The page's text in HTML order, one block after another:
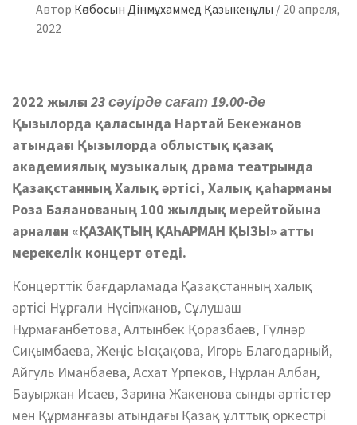
Автор Көпбосын Дінмұхаммед Қазыкенұлы / 20 апреля,
2022
2022 жылғы 23 сәуірде сағат 19.00-де
Қызылорда қаласында Нартай Бекежанов
атындағы Қызылорда облыстық қазақ
академиялық музыкалық драма театрында
Қазақстанның Халық әртісі, Халық қаһарманы
Роза Бағланованың 100 жылдық мерейтойына
арналған «ҚАЗАҚТЫҢ ҚАҺАРМАН ҚЫЗЫ» атты
мерекелік концерт өтеді.
Концерттік бағдарламада Қазақстанның халық
әртісі Нұрғали Нүсіпжанов, Сұлушаш
Нұрмағанбетова, Алтынбек Қоразбаев, Гүлнәр
Сиқымбаева, Жеңіс Ысқақова, Игорь Благодарный,
Айгуль Иманбаева, Асхат Үрпеков, Нұрлан Албан,
Бауыржан Исаев, Зарина Жакенова сынды әртістер
мен Құрманғазы атындағы Қазақ ұлттық оркестрі